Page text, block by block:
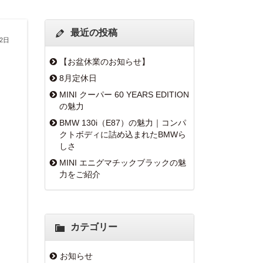
日
最近の投稿
【お盆休業のお知らせ】
8月定休日
MINI クーパー 60 YEARS EDITION
の魅力
BMW 130i（E87）の魅力｜コンパ
クトボディに詰め込まれたBMWら
しさ
MINI エニグマチックブラックの魅
力をご紹介
カテゴリー
お知らせ